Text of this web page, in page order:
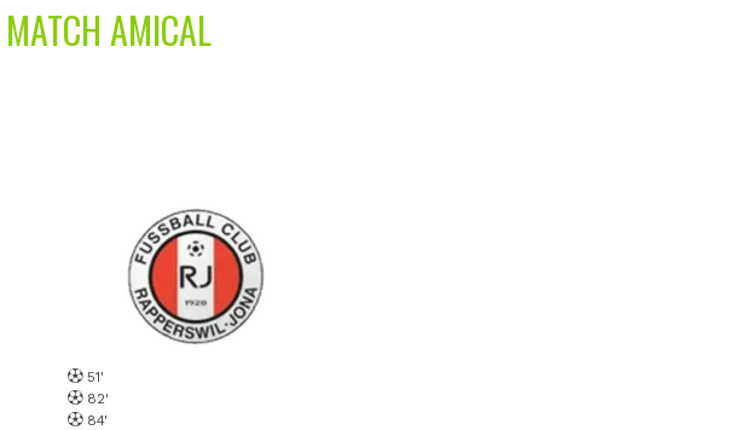
AMICAL
51'
82'
84'